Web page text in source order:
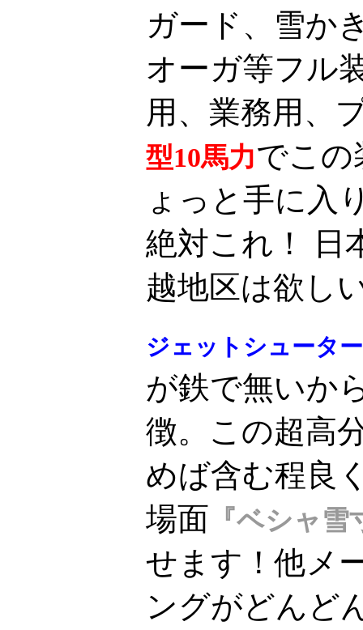
ガード、雪か
オーガ等フル
用、業務用、
型10馬力でこの
ょっと手に入
絶対これ！ 日
越地区は欲し
ジェットシューター
が鉄で無いか
徴。この超高
めば含む程良
場面 『ベシャ雪
せます！他メ
ングがどんど